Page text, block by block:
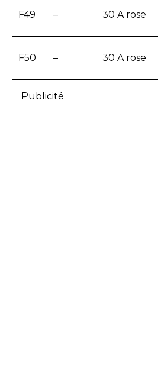
F49 – 30 A rose
F50 – 30 A rose
Publicité